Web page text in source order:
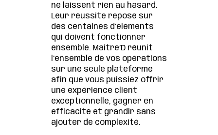
ne laissent rien au hasard.
Leur réussite repose sur
des centaines d’éléments
qui doivent fonctionner
ensemble. Maitre’D réunit
l’ensemble de vos opérations
sur une seule plateforme
afin que vous puissiez offrir
une expérience client
exceptionnelle, gagner en
efficacité et grandir sans
ajouter de complexité.